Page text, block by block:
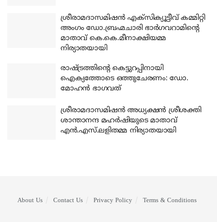
ശ്രീരാമദാസമിഷന്‍ എക്‌സിക്യൂട്ടീവ് കമ്മിറ്റി
അംഗം ഡോ.ബ്രഹ്മചാരി ഭാര്‍ഗവറാമിന്റെ
മാതാവ് കെ.കെ.മീനാക്ഷിയമ്മ
നിര്യാതയായി
രാഷ്ട്രത്തിന്റെ കെട്ടുറപ്പിനായി
ഐക്യത്തോടെ ഒത്തുചേരണം: ഡോ.
മോഹന്‍ ഭാഗവത്
ശ്രീരാമദാസമിഷന്‍ അധ്യക്ഷന്‍ ശ്രീശക്തി
ശാന്താനന്ദ മഹര്‍ഷിയുടെ മാതാവ്
എന്‍.എസ്.ലളിതമ്മ നിര്യാതയായി
About Us Contact Us Privacy Policy Terms & Conditions